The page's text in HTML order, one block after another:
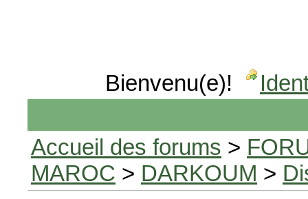
Bienvenu(e)!
Accueil des forums >
MAROC > DARKOUM >